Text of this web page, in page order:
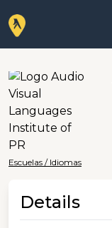
Escuelas / Idiomas
Details